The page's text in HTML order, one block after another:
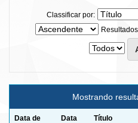
Classificar por:
Mostrando
Data de
Data
Título